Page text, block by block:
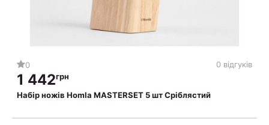
0 0 відгуків
1 442грн
Набір ножів Homla MASTERSET 5 шт Сріблястий